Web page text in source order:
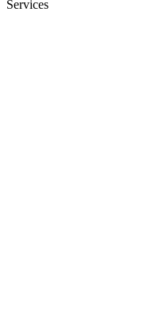
Services